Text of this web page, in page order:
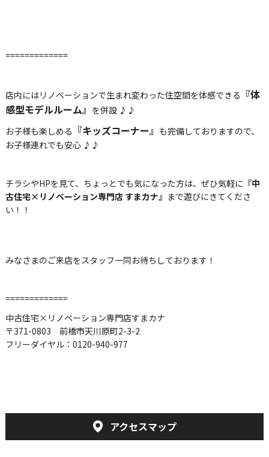
=============
店内にはリノベーションで生まれ変わった住空間を体感できる 『体
感型モデルルーム』 を併設 ♪♪
お子様も楽しめる 『キッズコーナー』 も完備しておりますので、
お子様連れでも安心 ♪♪
チラシやHPを見て、ちょっとでも気になった方は、ぜひ気軽に 『中
古住宅×リノベーション専門店 すまカナ』 まで遊びにきてくださ
い！！
みなさまのご来店をスタッフ一同お待ちしております！
=============
中古住宅×リノベーション専門店すまカナ
〒371-0803 前橋市天川原町2-3-2
フリーダイヤル：0120-940-977
アクセスマップ